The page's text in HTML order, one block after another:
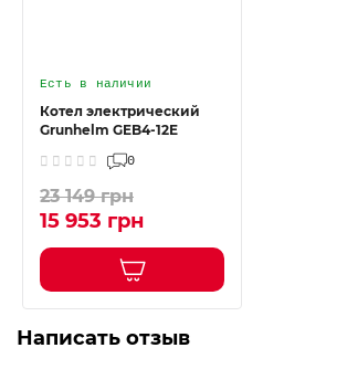
Есть в наличии
Котел электрический
Grunhelm GEB4-12E
0
23 149 грн
15 953 грн
Написать отзыв